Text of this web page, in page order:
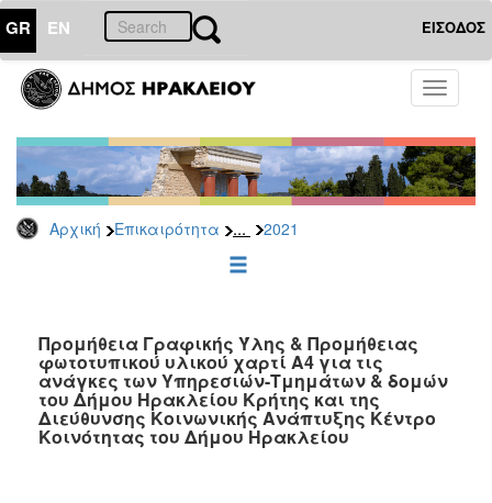
GR EN ΕΙΣΟΔΟΣ
Toggle
Αρχική Επικαιρότητα ... 2021
ΕΠΙΚΑΙΡΟΤΗΤΑ
-
Δημοπρασίες
Αρχείο
2026
2022
2021
2020
Προμήθεια Γραφικής Ύλης & Προμήθειας
φωτοτυπικού υλικού χαρτί Α4 για τις
ανάγκες των Υπηρεσιών-Τμημάτων & δομών
του Δήμου Ηρακλείου Κρήτης και της
Διεύθυνσης Κοινωνικής Ανάπτυξης Κέντρο
Κοινότητας του Δήμου Ηρακλείου